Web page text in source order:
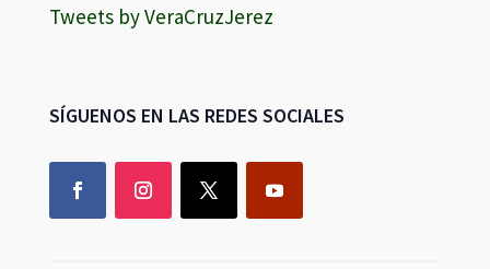
Tweets by VeraCruzJerez
SÍGUENOS EN LAS REDES SOCIALES